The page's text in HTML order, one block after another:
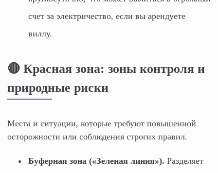
счет за электричество, если вы арендуете
виллу.
🔴 Красная зона: зоны контроля и
природные риски
Места и ситуации, которые требуют повышенной
осторожности или соблюдения строгих правил.
Буферная зона («Зеленая линия»). Разделяет